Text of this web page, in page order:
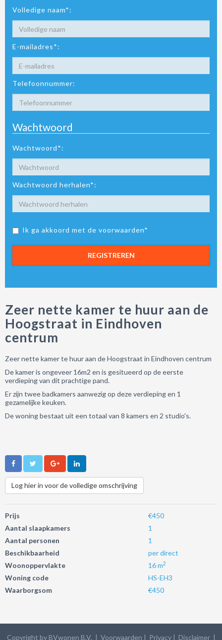
Volledige naam*:
E-mailadres*:
Telefoonnummer:
Wachtwoord
Wachtwoord*:
Wachtwoord herhalen*:
Ik ga akkoord met de voorwaarden*
REGISTREREN
Zeer nette kamer te huur aan de
Hoogstraat in Eindhoven
centrum
Zeer nette kamer te huur aan de Hoogstraat in Eindhoven centrum
De kamer is ongeveer 16m2 en is gesitueerd op de eerste
verdieping van dit prachtige pand.
Er zijn twee badkamers aanwezig op deze verdieping en 1
gezamelijke keuken.
De woning bestaat uit een totaal van 8 kamers en 2 studio's.
Log hier in voor de volledige omschrijving
Prijs
€450
Aantal slaapkamers
1
Aantal personen
1
Beschikbaarheid
per direct
Woonoppervlakte
16 m2
Woning code
HS-EH3
Waarborgsom
€450
Copyright by BVwonen B.V. | Voorwaarden | Privacy| Disclaimer |